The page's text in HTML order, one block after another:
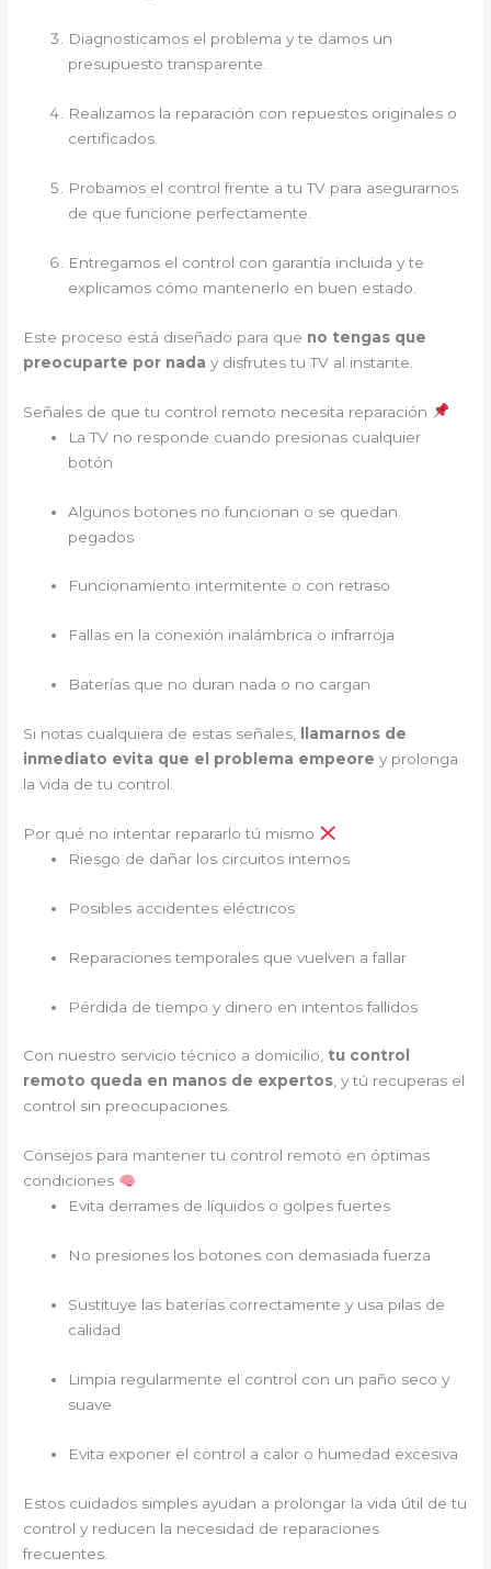
Diagnosticamos el problema y te damos un
presupuesto transparente.
Realizamos la reparación con repuestos originales o
certificados.
Probamos el control frente a tu TV para asegurarnos
de que funcione perfectamente.
Entregamos el control con garantía incluida y te
explicamos cómo mantenerlo en buen estado.
Este proceso está diseñado para que no tengas que
preocuparte por nada y disfrutes tu TV al instante.
Señales de que tu control remoto necesita reparación
La TV no responde cuando presionas cualquier
botón
Algunos botones no funcionan o se quedan
pegados
Funcionamiento intermitente o con retraso
Fallas en la conexión inalámbrica o infrarroja
Baterías que no duran nada o no cargan
Si notas cualquiera de estas señales,
llamarnos de
inmediato evita que el problema empeore y prolonga
la vida de tu control.
Por qué no intentar repararlo tú mismo
Riesgo de dañar los circuitos internos
Posibles accidentes eléctricos
Reparaciones temporales que vuelven a fallar
Pérdida de tiempo y dinero en intentos fallidos
Con nuestro servicio técnico a domicilio, tu control
remoto queda en manos de expertos, y tú recuperas el
control sin preocupaciones.
Consejos para mantener tu control remoto en óptimas
condiciones
Evita derrames de líquidos o golpes fuertes
No presiones los botones con demasiada fuerza
Sustituye las baterías correctamente y usa pilas de
calidad
Limpia regularmente el control con un paño seco y
suave
Evita exponer el control a calor o humedad excesiva
Estos cuidados simples ayudan a prolongar la vida útil de tu
control y reducen la necesidad de reparaciones
frecuentes.